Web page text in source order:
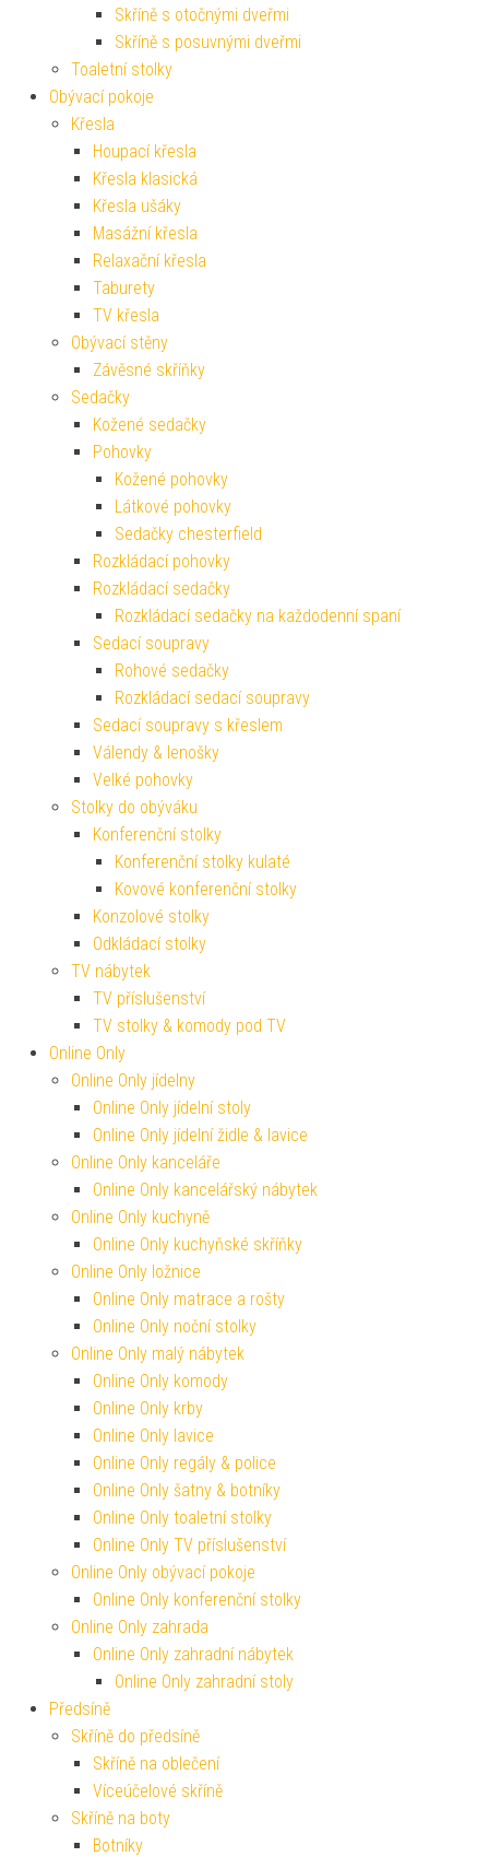
Skříně s otočnými dveřmi
Skříně s posuvnými dveřmi
Toaletní stolky
Obývací pokoje
Křesla
Houpací křesla
Křesla klasická
Křesla ušáky
Masážní křesla
Relaxační křesla
Taburety
TV křesla
Obývací stěny
Závěsné skříňky
Sedačky
Kožené sedačky
Pohovky
Kožené pohovky
Látkové pohovky
Sedačky chesterfield
Rozkládací pohovky
Rozkládací sedačky
Rozkládací sedačky na každodenní spaní
Sedací soupravy
Rohové sedačky
Rozkládací sedací soupravy
Sedací soupravy s křeslem
Válendy & lenošky
Velké pohovky
Stolky do obýváku
Konferenční stolky
Konferenční stolky kulaté
Kovové konferenční stolky
Konzolové stolky
Odkládací stolky
TV nábytek
TV příslušenství
TV stolky & komody pod TV
Online Only
Online Only jídelny
Online Only jídelní stoly
Online Only jídelní židle & lavice
Online Only kanceláře
Online Only kancelářský nábytek
Online Only kuchyně
Online Only kuchyňské skříňky
Online Only ložnice
Online Only matrace a rošty
Online Only noční stolky
Online Only malý nábytek
Online Only komody
Online Only krby
Online Only lavice
Online Only regály & police
Online Only šatny & botníky
Online Only toaletní stolky
Online Only TV příslušenství
Online Only obývací pokoje
Online Only konferenční stolky
Online Only zahrada
Online Only zahradní nábytek
Online Only zahradní stoly
Předsíně
Skříně do předsíně
Skříně na oblečení
Víceúčelové skříně
Skříně na boty
Botníky